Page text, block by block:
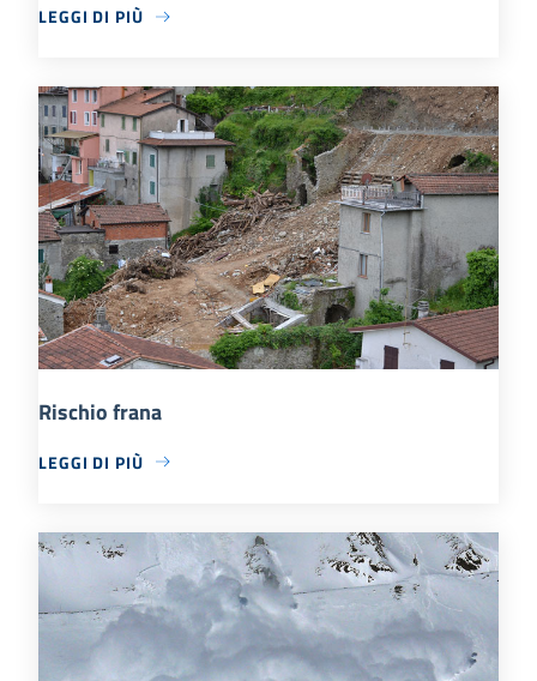
LEGGI DI PIÙ
Rischio frana
LEGGI DI PIÙ